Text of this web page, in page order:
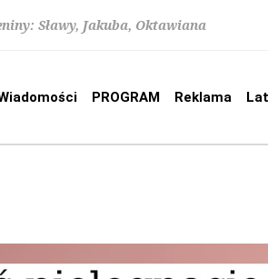
Sławy, Jakuba, Oktawiana
PROGRAM Reklama